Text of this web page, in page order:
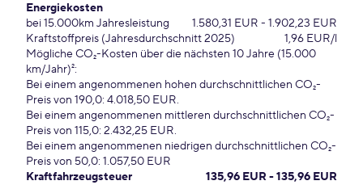
Energiekosten
bei 15.000km Jahresleistung
1.580,31 EUR - 1.902,23 EUR
Kraftstoffpreis (Jahresdurchschnitt 2025)
1,96 EUR/l
Mögliche CO₂-Kosten über die nächsten 10 Jahre (15.000
km/Jahr)²:
Bei einem angenommenen hohen durchschnittlichen CO₂-
Preis von 190,0: 4.018,50 EUR.
Bei einem angenommenen mittleren durchschnittlichen CO₂-
Preis von 115,0: 2.432,25 EUR.
Bei einem angenommenen niedrigen durchschnittlichen CO₂-
Preis von 50,0: 1.057,50 EUR
Kraftfahrzeugsteuer
135,96 EUR - 135,96 EUR